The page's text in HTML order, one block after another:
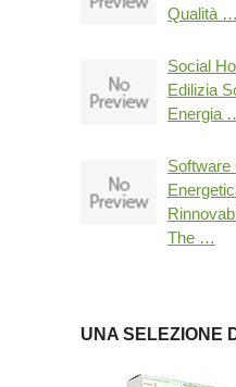
Qualità …
Social
Edilizia
Energia
Software
The …
UNA SELEZIONE